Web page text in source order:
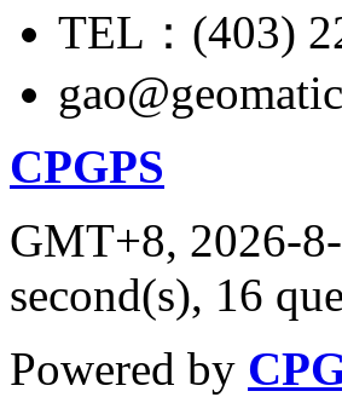
TEL：(403)
CPGPS
GMT+8, 2026-
second(s), 16
Powered by